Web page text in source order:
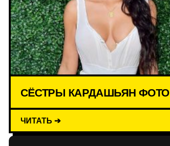
СЁСТРЫ КАРДАШЬЯН ФОТО
ЧИТАТЬ ➔